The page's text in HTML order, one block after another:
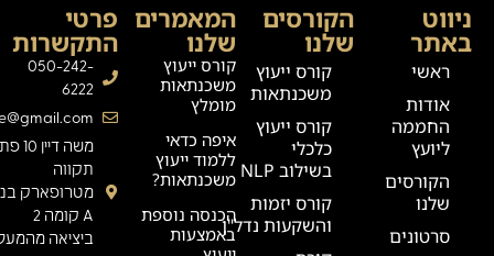
הקורסים
שלנו
קורס ייעוץ
משכנתאות
קורס ייעוץ
כלכלי
בשילוב NLP
קורס יזמות
והשקעות נדל"ן
המאמרים
שלנו
קורס ייעוץ
משכנתאות
מומלץ
איפה כדאי
ללמוד ייעוץ
משכנתאות?
הכנסה נוספת
באמצעות
ניווט
באתר
ראשי
אודות
החממה
ליועץ
הקורסים
שלנו
סרטונים
פרטי
התקשרות
050-242-
6222
משה
תקווה
מטרופארק
A קומה 2
ביציאה